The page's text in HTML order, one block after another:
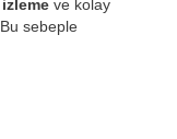
ve kolay
sebeple